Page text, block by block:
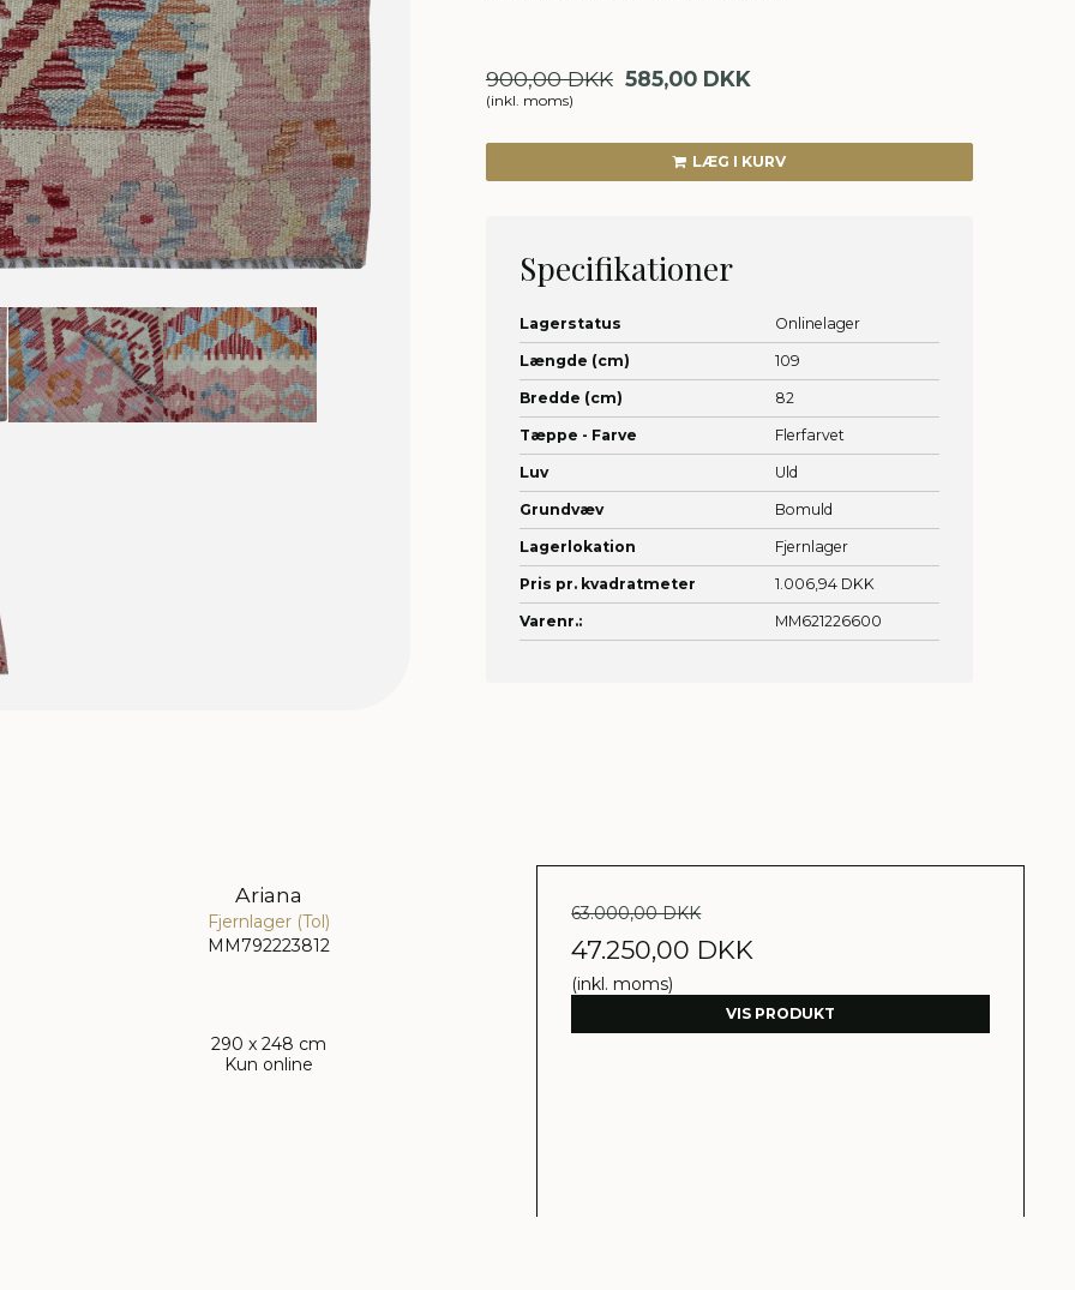
585,00 DKK
900,00 DKK
(inkl. moms)
LÆG I KURV
Specifikationer
Lagerstatus Onlinelager
Længde (cm) 109
Bredde (cm) 82
Tæppe - Farve Flerfarvet
Luv Uld
Grundvæv Bomuld
Lagerlokation Fjernlager
Pris pr. kvadratmeter 1.006,94 DKK
Varenr.: MM621226600
Ariana
Fjernlager (Tol)
MM792223812
290 x 248 cm
Kun online
63.000,00 DKK
47.250,00 DKK
(inkl. moms)
VIS PRODUKT